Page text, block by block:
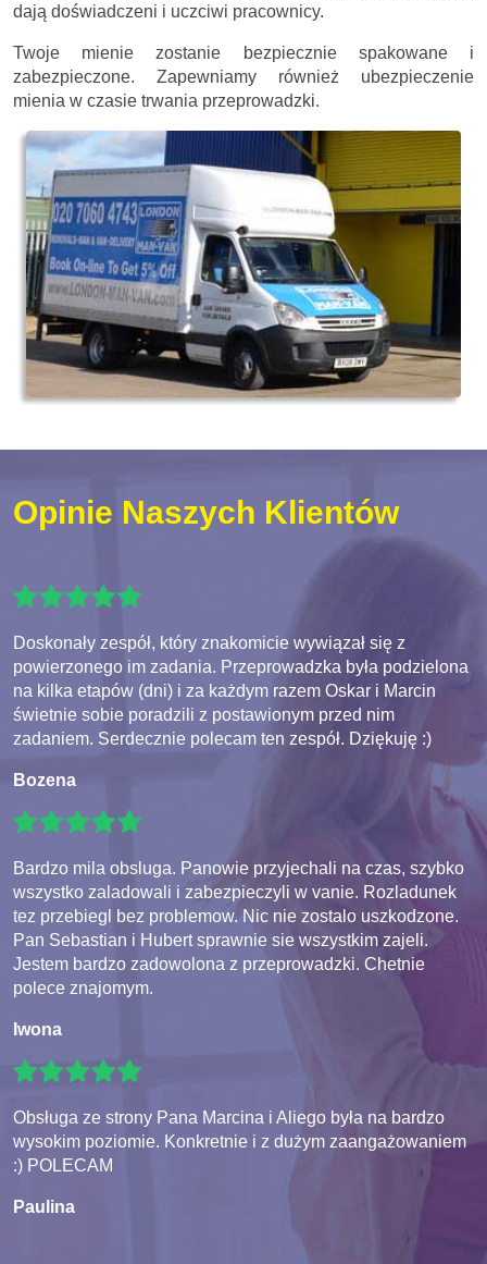
dają doświadczeni i uczciwi pracownicy.
Twoje mienie zostanie bezpiecznie spakowane i
zabezpieczone. Zapewniamy również ubezpieczenie
mienia w czasie trwania przeprowadzki.
Opinie Naszych Klientów
Doskonały zespół, który znakomicie wywiązał się z
powierzonego im zadania. Przeprowadzka była podzielona
na kilka etapów (dni) i za każdym razem Oskar i Marcin
świetnie sobie poradzili z postawionym przed nim
zadaniem. Serdecznie polecam ten zespół. Dziękuję :)
Bozena
Bardzo mila obsluga. Panowie przyjechali na czas, szybko
wszystko zaladowali i zabezpieczyli w vanie. Rozladunek
tez przebiegl bez problemow. Nic nie zostalo uszkodzone.
Pan Sebastian i Hubert sprawnie sie wszystkim zajeli.
Jestem bardzo zadowolona z przeprowadzki. Chetnie
polece znajomym.
Iwona
Obsługa ze strony Pana Marcina i Aliego była na bardzo
wysokim poziomie. Konkretnie i z dużym zaangażowaniem
:) POLECAM
Paulina